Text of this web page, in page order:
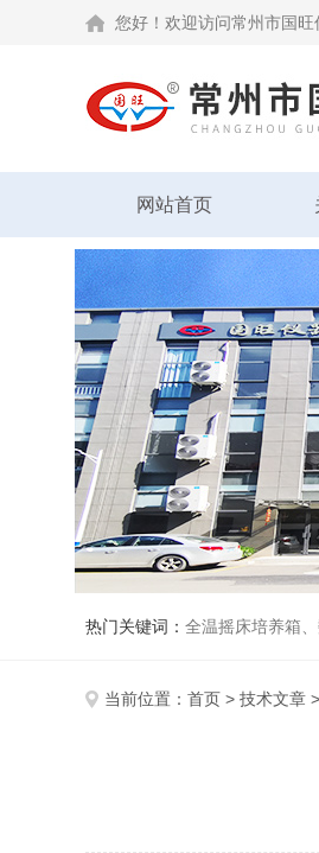
您好！欢迎访问常州市国旺
网站首页
热门关键词： 全温摇床培养箱
当前位置： 首页 > 技术文章